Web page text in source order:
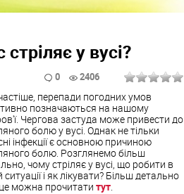
у вусі?
0 2406
перепади погодних умов
позначаються на нашому
Чергова застуда може привести до
болю у вусі. Однак не тільки
інфекції є основною причиною
болю. Розглянемо більш
чому стріляє у вусі, що робити в
ситуації і як лікувати? Більш детально
можна прочитати тут.